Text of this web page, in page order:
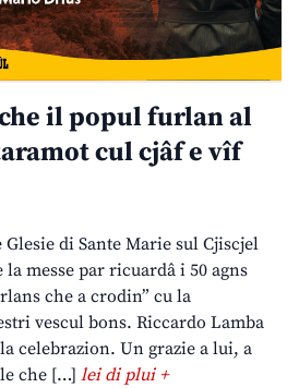
il popul furlan al
cul cjâf e vîf
di Sante Marie sul Cjiscjel
messe par ricuardâ i 50 agns
che a crodin” cu la
vescul bons. Riccardo Lamba
celebrazion. Un grazie a lui, a
che […] lei di plui +